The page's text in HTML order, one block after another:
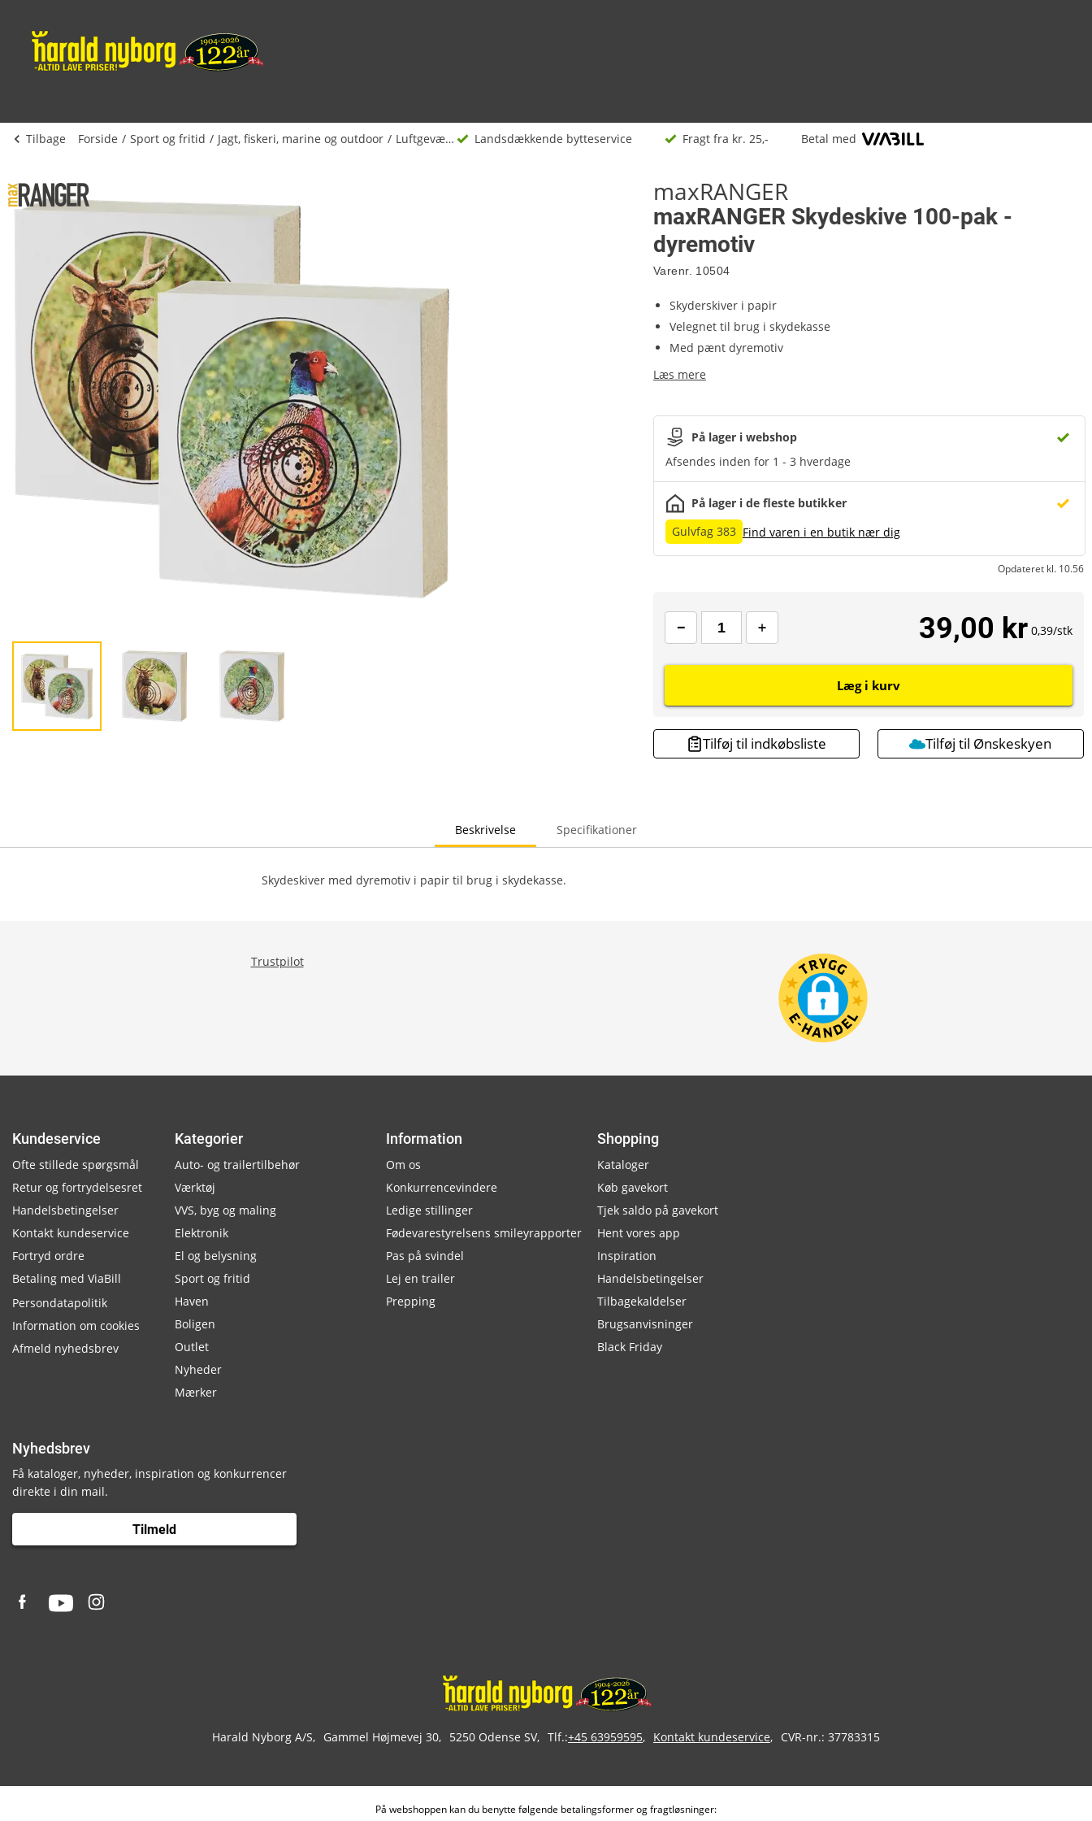
Tilbage Forside Sport og fritid Jagt, fiskeri, marine og outdoor Luftgevær og softguns Landsdækkende bytteservice Fragt fra kr. 25,- Betal med
maxRANGER
maxRANGER Skydeskive 100-pak -
dyremotiv
Varenr. 10504
Skyderskiver i papir
Velegnet til brug i skydekasse
Med pænt dyremotiv
Læs mere
På lager i webshop
Afsendes inden for 1 - 3 hverdage
På lager i de fleste butikker
Gulvfag 383 Find varen i en butik nær dig
Opdateret kl. 10.56
39,00 kr 0,39/stk
Læg i kurv
Tilføj til indkøbsliste Tilføj til Ønskeskyen
Beskrivelse Specifikationer
Skydeskiver med dyremotiv i papir til brug i skydekasse.
Trustpilot
Kundeservice
Ofte stillede spørgsmål
Retur og fortrydelsesret
Handelsbetingelser
Kontakt kundeservice
Fortryd ordre
Betaling med ViaBill
Persondatapolitik
Information om cookies
Afmeld nyhedsbrev
Kategorier
Auto- og trailertilbehør
Værktøj
VVS, byg og maling
Elektronik
El og belysning
Sport og fritid
Haven
Boligen
Outlet
Nyheder
Mærker
Information
Om os
Konkurrencevindere
Ledige stillinger
Fødevarestyrelsens smileyrapporter
Pas på svindel
Lej en trailer
Prepping
Shopping
Kataloger
Køb gavekort
Tjek saldo på gavekort
Hent vores app
Inspiration
Handelsbetingelser
Tilbagekaldelser
Brugsanvisninger
Black Friday
Nyhedsbrev
Få kataloger, nyheder, inspiration og konkurrencer
direkte i din mail.
Tilmeld
Harald Nyborg A/S Gammel Højmevej 30 5250 Odense SV Tlf.:+45 63959595 Kontakt kundeservice CVR-nr.: 37783315
På webshoppen kan du benytte følgende betalingsformer og fragtløsninger: